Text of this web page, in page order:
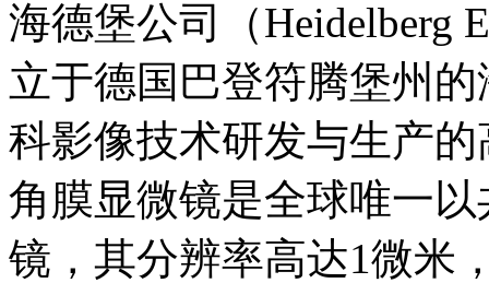
海德堡公司（Heidelberg
立于德国巴登符腾堡州
科影像技术研发与生产
角膜显微镜是全球唯一
镜，其分辨率高达1微米